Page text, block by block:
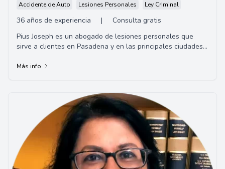
Accidente de Auto Lesiones Personales Ley Criminal
36 años de experiencia |
Consulta gratis
Pius Joseph es un abogado de lesiones personales que
sirve a clientes en Pasadena y en las principales ciudades
Más info